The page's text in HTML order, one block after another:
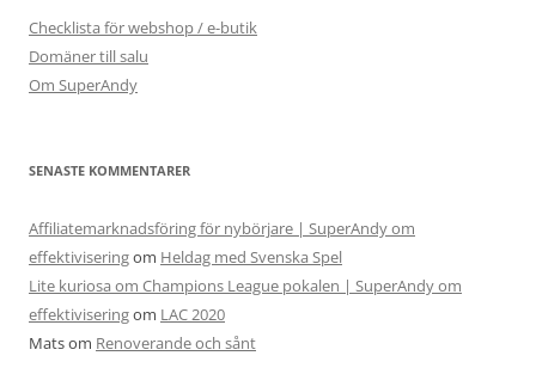
Checklista för webshop / e-butik
Domäner till salu
Om SuperAndy
SENASTE KOMMENTARER
Affiliatemarknadsföring för nybörjare | SuperAndy om
effektiviseringom Heldag med Svenska Spel
Lite kuriosa om Champions League pokalen | SuperAndy om
effektiviseringom LAC 2020
Matsom Renoverande och sånt